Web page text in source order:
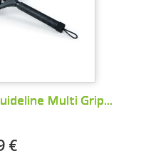
Multi Grip...
€